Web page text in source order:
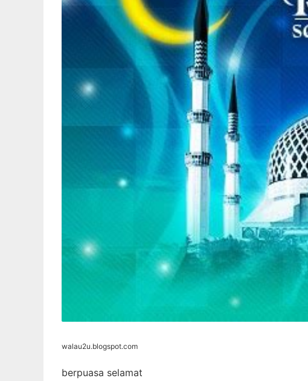
walau2u.blogspot.com
berpuasa selamat